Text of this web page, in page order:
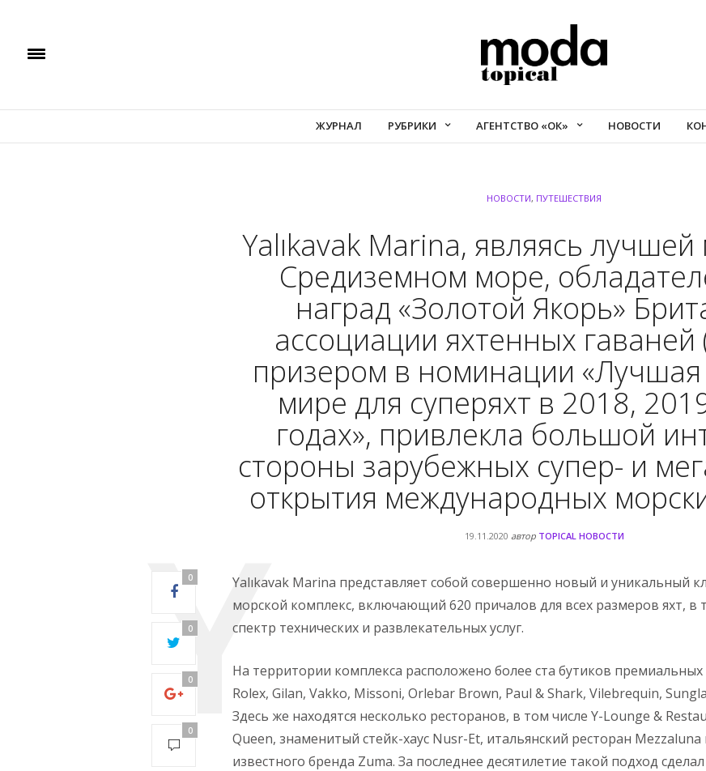
ЖУРНАЛ РУБРИКИ АГЕНТСТВО «ОК» НОВОСТИ
НОВОСТИ, ПУТЕШЕСТВИЯ
Yalıkavak Marina, являясь
Средиземном море,
наград «Золотой Якорь»
ассоциации яхтенных гаваней
призером в номинации
мире для суперяхт в 2018,
годах», привлекла большой
стороны зарубежных супер- и
открытия международных
19.11.2020 автор TOPICAL НОВОСТИ
0
0
0
0
Yalıkavak Marina представляет собой совершенно новый и уникальный
морской комплекс, включающий 620 причалов для всех размеров яхт, в
спектр технических и развлекательных услуг.
На территории комплекса расположено более ста бутиков
Rolex, Gilan, Vakko, Missoni, Orlebar Brown, Paul & Shark, Vilebrequin,
Здесь же находятся несколько ресторанов, в том числе Y-Lounge &
Queen, знаменитый стейк-хаус Nusr-Et, итальянский ресторан
известного бренда Zuma. За последнее десятилетие такой подход